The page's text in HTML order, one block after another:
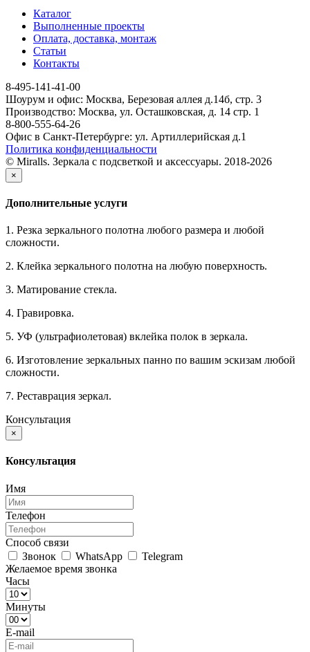
Каталог
Выполненные проекты
Оплата, доставка, монтаж
Статьи
Контакты
8-495-141-41-00
Шоурум и офис: Москва, Березовая аллея д.14б, стр. 3
Производство: Москва, ул. Осташковская, д. 14 стр. 1
8-800-555-64-26
Офис в Санкт-Петербурге: ул. Артиллерийская д.1
Политика конфиденциальности
© Miralls. Зеркала с подсветкой и аксессуары. 2018-2026
×
Дополнительные услуги
1. Резка зеркального полотна любого размера и любой
сложности.
2. Клейка зеркального полотна на любую поверхность.
3. Матирование стекла.
4. Гравировка.
5. УФ (ультрафиолетовая) вклейка полок в зеркала.
6. Изготовление зеркальных панно по вашим эскизам любой
сложности.
7. Реставрация зеркал.
Консультация
×
Консультация
Имя
Телефон
Способ связи
Звонок
WhatsApp
Telegram
Желаемое время звонка
Часы
Минуты
E-mail